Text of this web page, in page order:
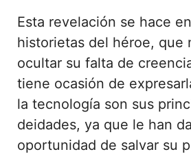
Esta revelación se hace
historietas del héroe, que
ocultar su falta de
tiene ocasión de
la tecnología son sus
deidades, ya que le han
oportunidad de salvar su